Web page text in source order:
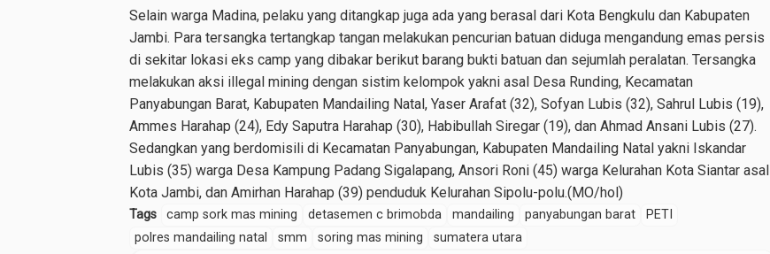
Selain warga Madina, pelaku yang ditangkap juga ada yang berasal dari Kota Bengkulu dan Kabupaten
Jambi. Para tersangka tertangkap tangan melakukan pencurian batuan diduga mengandung emas persis
di sekitar lokasi eks camp yang dibakar berikut barang bukti batuan dan sejumlah peralatan. Tersangka
melakukan aksi illegal mining dengan sistim kelompok yakni asal Desa Runding, Kecamatan
Panyabungan Barat, Kabupaten Mandailing Natal, Yaser Arafat (32), Sofyan Lubis (32), Sahrul Lubis (19),
Ammes Harahap (24), Edy Saputra Harahap (30), Habibullah Siregar (19), dan Ahmad Ansani Lubis (27).
Sedangkan yang berdomisili di Kecamatan Panyabungan, Kabupaten Mandailing Natal yakni Iskandar
Lubis (35) warga Desa Kampung Padang Sigalapang, Ansori Roni (45) warga Kelurahan Kota Siantar asal
Kota Jambi, dan Amirhan Harahap (39) penduduk Kelurahan Sipolu-polu.(MO/hol)
Tags camp sork mas mining detasemen c brimobda mandailing panyabungan barat
PETI
polres mandailing natal
smm soring mas mining sumatera utara